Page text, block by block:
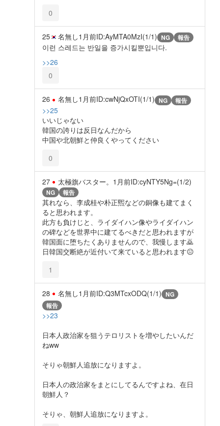
0
25 名無し1月前ID:AyMTA0MzI(1/1) NG 報告
이런 스레드는 반일을 증가시킬뿐입니다.
>>26
0
26 名無し1月前ID:cwNjQxOTI(1/1) NG 報告
>>25
いいじゃない
韓国の誇りは反日なんだから
中国や北朝鮮と仲良くやってください
0
27 太極旗バスター。 1月前ID:cyNTY5Ng=(1/2)
NG 報告
其れなら、李成桂や朴正煕などの銅像も建てまく
ると思われます。
此方も負けじと、ライダイハン像やライダイハン
の碑などを世界中に建てるべきだと思われますが
韓国面に堕ちたくありませんので、我慢します🙇
日韓国交断絶が近付いて来ていると思われます😐️
1
28 名無し1月前ID:Q3MTcxODQ(1/1) NG
報告
>>23
日本人政治家を狙うテロリストを増やしたいんだ
ねww
そりゃ朝鮮人追放になりますよ。
日本人の政治家をまとにしてるんですよね、在日
朝鮮人？
そりゃ、朝鮮人追放になりますよ。